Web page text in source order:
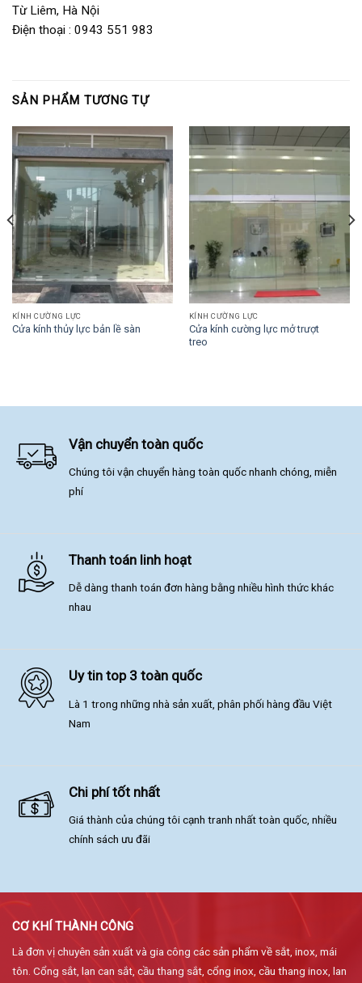
Từ Liêm, Hà Nội
Điện thoại : 0943 551 983
SẢN PHẨM TƯƠNG TỰ
KÍNH CƯỜNG LỰC
Cửa kính thủy lực bản lề sàn
KÍNH CƯỜNG LỰC
Cửa kính cường lực mở trượt
treo
Vận chuyển toàn quốc
Chúng tôi vận chuyển hàng toàn quốc nhanh chóng, miễn
phí
Thanh toán linh hoạt
Dễ dàng thanh toán đơn hàng bằng nhiều hình thức khác
nhau
Uy tin top 3 toàn quốc
Là 1 trong những nhà sản xuất, phân phối hàng đầu Việt
Nam
Chi phí tốt nhất
Giá thành của chúng tôi cạnh tranh nhất toàn quốc, nhiều
chính sách ưu đãi
CƠ KHÍ THÀNH CÔNG
Là đơn vị chuyên sản xuất và gia công các sản phẩm về sắt, inox, mái
tôn. Cổng sắt, lan can sắt, cầu thang sắt, cổng inox, cầu thang inox, lan